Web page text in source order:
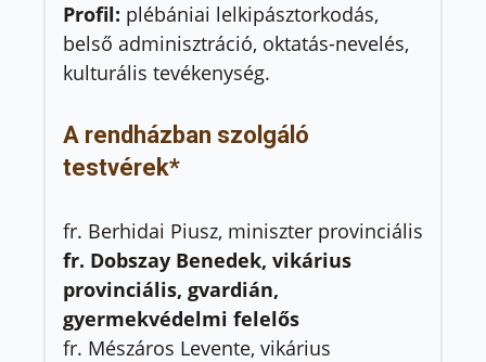
Profil: plébániai lelkipásztorkodás,
belső adminisztráció, oktatás-nevelés,
kulturális tevékenység.
A rendházban szolgáló
testvérek*
fr. Berhidai Piusz, miniszter provinciális
fr. Dobszay Benedek, vikárius
provinciális, gvardián,
gyermekvédelmi felelős
fr. Mészáros Levente, vikárius